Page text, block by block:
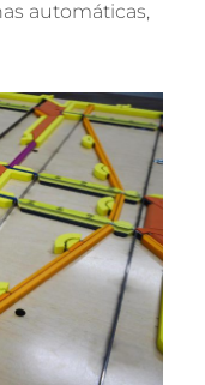
automáticas,